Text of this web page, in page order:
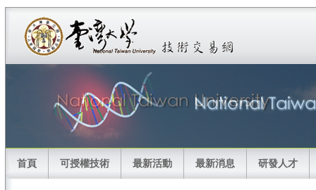
首頁 可授權技術 最新活動 最新消息 研發人才